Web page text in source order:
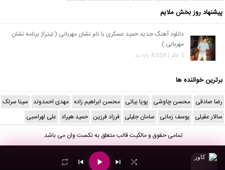
پیشنهاد روز بخش ملایم
دانلود آهنگ جدید حمید عسکری با نام نشان مهربانی ( تیتراژ برنامه نشان
مهربانی )
5 نظر | 4,658 بازدید
برترین خواننده ها
رضا صادقی محسن چاوشی پویا بیاتی محسن ابراهیم زاده مهدی احمدوند سینا سرلک
سالار عقیلی یوسف زمانی سامان جلیلی فرزاد فرزین حمید هیراد علی لهراسبی
تمامی حقوق و مالکیت قالب متعلق بهنکست وانمی باشد.